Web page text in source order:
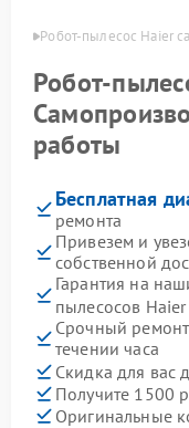
Робот-пылесос Haier
Робот-
работы
Бесплатная
ремонта
Привезем и
собственной
Гарантия на
пылесосов
Срочный
течении часа
Скидка для вас
Получите 1500
Оригинальные